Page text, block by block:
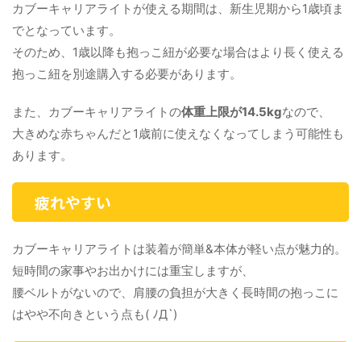
カブーキャリアライトが使える期間は、新生児期から1歳頃ま
でとなっています。
そのため、1歳以降も抱っこ紐が必要な場合はより長く使える
抱っこ紐を別途購入する必要があります。
また、カブーキャリアライトの体重上限が14.5kgなので、
大きめな赤ちゃんだと1歳前に使えなくなってしまう可能性も
あります。
疲れやすい
カブーキャリアライトは装着が簡単&本体が軽い点が魅力的。
短時間の家事やお出かけには重宝しますが、
腰ベルトがないので、肩腰の負担が大きく長時間の抱っこに
はやや不向きという点も( ﾉД`)